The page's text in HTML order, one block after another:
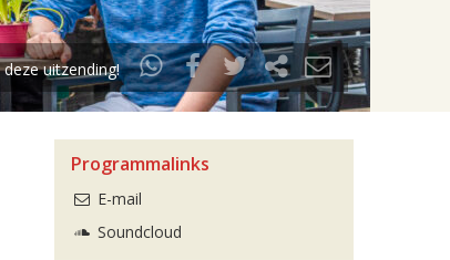
deze uitzending!
Programmalinks
E-mail
Soundcloud